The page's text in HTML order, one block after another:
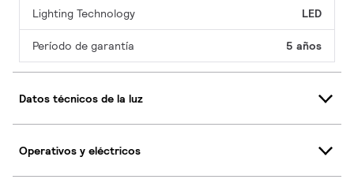
Lighting Technology LED
Período de garantía 5 años
Datos técnicos de la luz
Operativos y eléctricos